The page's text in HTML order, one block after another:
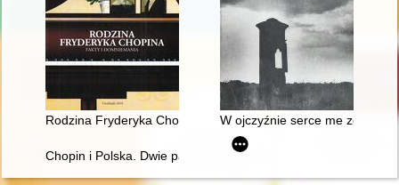
Rodzina Fryderyka Chopina. Fakty i domniemania
W ojczyźnie serce me
Chopin i Polska. Dwie pasje życia Gastona Belotti [1920-1985]